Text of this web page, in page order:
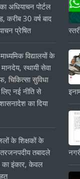
अधियाचन पोर्टल
करीब 30 वर्ष बाद
प्रेषित
माध्यमिक विद्यालयों के
स्थायी सेवा
चिकित्सा सुविधा
नई नीति से
का दिया
के शिक्षकों के
तबादले
इंकार, केवल